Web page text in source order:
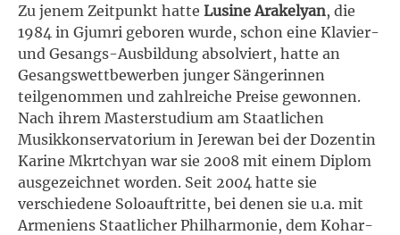
Zu jenem Zeitpunkt hatte Lusine Arakelyan, die
1984 in Gjumri geboren wurde, schon eine Klavier-
und Gesangs-Ausbildung absolviert, hatte an
Gesangswettbewerben junger Sängerinnen
teilgenommen und zahlreiche Preise gewonnen.
Nach ihrem Masterstudium am Staatlichen
Musikkonservatorium in Jerewan bei der Dozentin
Karine Mkrtchyan war sie 2008 mit einem Diplom
ausgezeichnet worden. Seit 2004 hatte sie
verschiedene Soloauftritte, bei denen sie u.a. mit
Armeniens Staatlicher Philharmonie, dem Kohar-